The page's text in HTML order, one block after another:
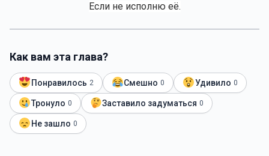
Если не исполню её.
Как вам эта глава?
Понравилось 2 Смешно 0 Удивило 0
Тронуло 0 Заставило задуматься 0
Не зашло 0